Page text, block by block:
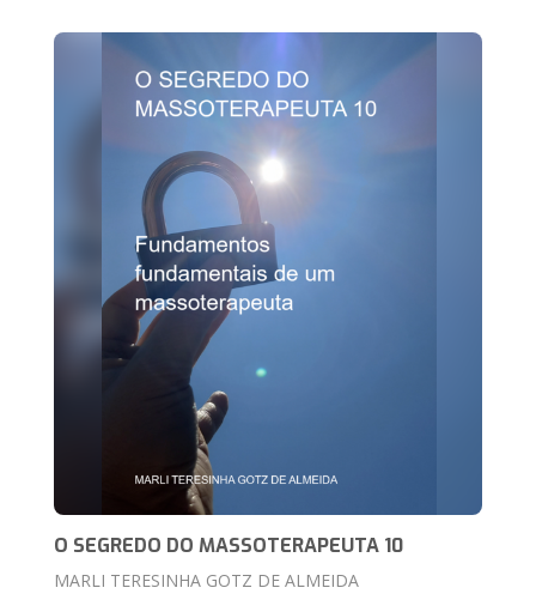
O SEGREDO DO MASSOTERAPEUTA 10
MARLI TERESINHA GOTZ DE ALMEIDA